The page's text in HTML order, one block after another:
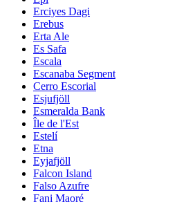
Erciyes Dagi
Erebus
Erta Ale
Es Safa
Escala
Escanaba Segment
Cerro Escorial
Esjufjöll
Esmeralda Bank
Île de l'Est
Estelí
Etna
Eyjafjöll
Falcon Island
Falso Azufre
Fani Maoré